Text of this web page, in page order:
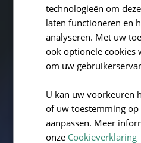
in één
medicatie
5 minuten leestijd
technologieën om
laten functioneren en
analyseren. Met uw
ook optionele cookies
om uw
U kan uw voorkeuren
of uw toestemming
aanpassen. Meer
onze Cookieverklaring